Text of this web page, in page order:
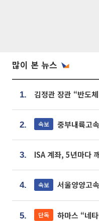
많이 본 뉴스
1.
2. 속보 중부내륙고
3. ISA 계좌, 5년마다
4. 속보 서울양양고
5. 단독 하마스 “네타냐